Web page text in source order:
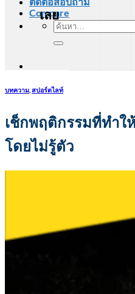
Compare
ค้นหา:
เลย
บทความ สปอร์ตไลท์
เช็กพฤติกรรมที่ทำใ
โดยไม่รู้ตัว